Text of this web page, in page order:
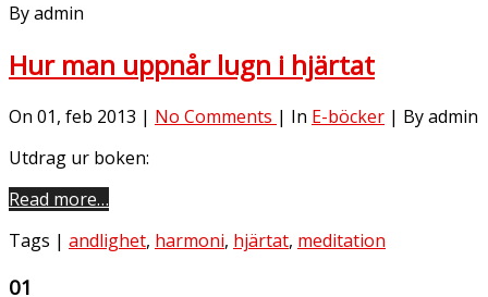
By admin
Hur man uppnår lugn i hjärtat
On 01, feb 2013 | No Comments | In E-böcker | By admin
Utdrag ur boken:
Read more…
Tags | andlighet, harmoni, hjärtat, meditation
01